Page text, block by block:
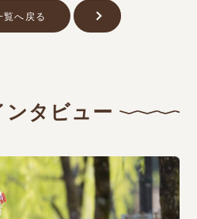
覧へ戻る
ンタビュー